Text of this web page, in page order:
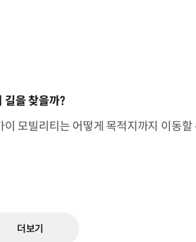
길을 찾을까?
더보기